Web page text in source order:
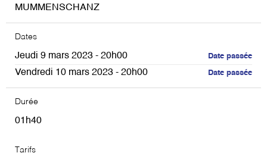
MUMMENSCHANZ
Dates
Jeudi 9 mars 2023 - 20h00 Date passée
Vendredi 10 mars 2023 - 20h00 Date passée
Durée
01h40
Tarifs